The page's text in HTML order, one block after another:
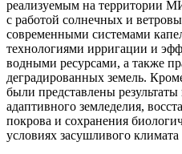
реализуемым на территории
с работой солнечных и
современными системами
технологиями ирригации и
водными ресурсами, а также
деградированных земель.
были представлены
адаптивного земледелия,
покрова и сохранения
условиях засушливого